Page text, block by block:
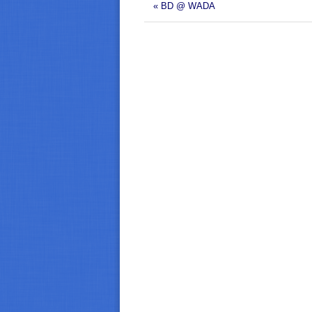
« BD @ WADA